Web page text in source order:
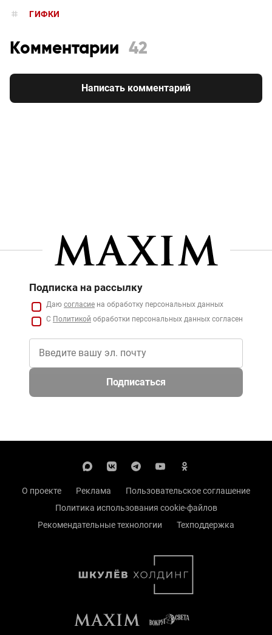
ГИФКИ
Комментарии 42
Написать комментарий
Подписка на рассылку
Даю согласие на обработку персональных данных
С Политикой обработки персональных данных согласен
Подписаться
О проекте Реклама
Пользовательское соглашение
Политика использования cookie-файлов
Рекомендательные технологии
Техподдержка